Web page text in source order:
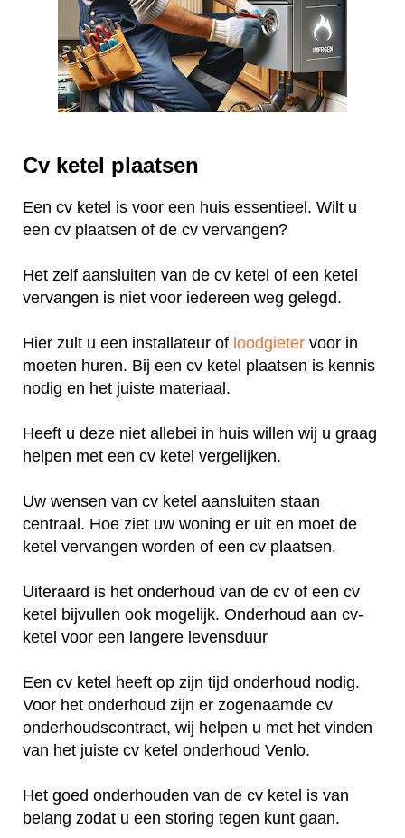
Cv ketel plaatsen
Een cv ketel is voor een huis essentieel. Wilt u
een cv plaatsen of de cv vervangen?
Het zelf aansluiten van de cv ketel of een ketel
vervangen is niet voor iedereen weg gelegd.
Hier zult u een installateur of loodgieter voor in
moeten huren. Bij een cv ketel plaatsen is kennis
nodig en het juiste materiaal.
Heeft u deze niet allebei in huis willen wij u graag
helpen met een cv ketel vergelijken.
Uw wensen van cv ketel aansluiten staan
centraal. Hoe ziet uw woning er uit en moet de
ketel vervangen worden of een cv plaatsen.
Uiteraard is het onderhoud van de cv of een cv
ketel bijvullen ook mogelijk. Onderhoud aan cv-
ketel voor een langere levensduur
Een cv ketel heeft op zijn tijd onderhoud nodig.
Voor het onderhoud zijn er zogenaamde cv
onderhoudscontract, wij helpen u met het vinden
van het juiste cv ketel onderhoud Venlo.
Het goed onderhouden van de cv ketel is van
belang zodat u een storing tegen kunt gaan.